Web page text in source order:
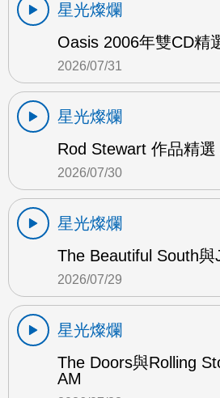
星光燦爛
Oasis 2006年雙CD精
2026/07/31
星光燦爛
Rod Stewart 作品精選
2026/07/30
星光燦爛
The Beautiful South與
2026/07/29
星光燦爛
The Doors與Rolling
AM